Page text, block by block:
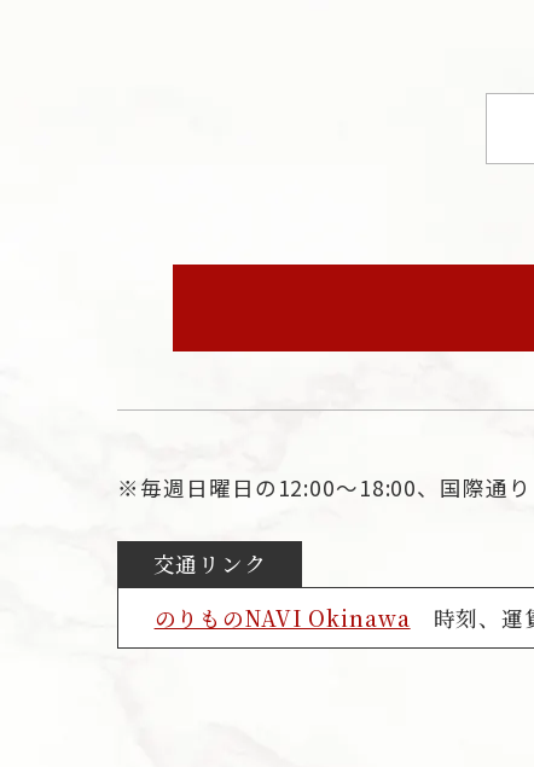
※毎週日曜日の12:00〜18:00、国際通
交通リンク
のりものNAVI Okinawa 時刻、運